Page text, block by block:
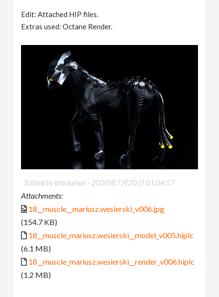
Edit: Attached HIP files.
Extras used: Octane Render.
Edited by blackpixel - 2020年7月20日 01:04:57
Attachments:
18__muscle__mariusz.wesierski_v006.jpg
(154.7 KB)
18__muscle_mariusz.wesierski__model_v005.hiplc
(6.1 MB)
18__muscle_mariusz.wesierski__render_v006.hiplc
(1.2 MB)